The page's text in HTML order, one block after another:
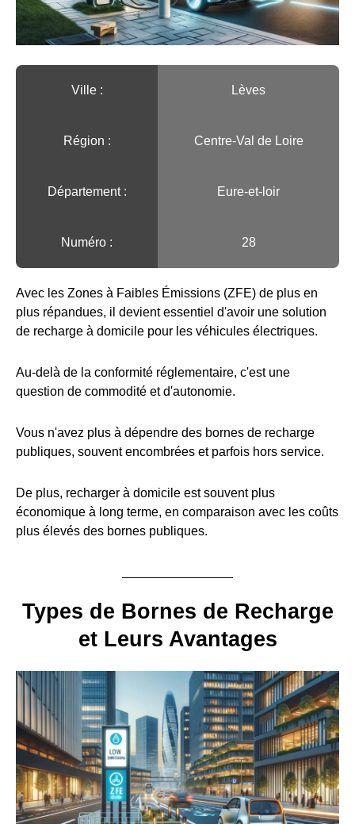
Ville :️ Lèves
Région :️ Centre-Val de Loire
Département : Eure-et-loir
Numéro : 28
Avec les Zones à Faibles Émissions (ZFE) de plus en
plus répandues, il devient essentiel d'avoir une solution
de recharge à domicile pour les véhicules électriques.
Au-delà de la conformité réglementaire, c'est une
question de commodité et d'autonomie.
Vous n'avez plus à dépendre des bornes de recharge
publiques, souvent encombrées et parfois hors service.
De plus, recharger à domicile est souvent plus
économique à long terme, en comparaison avec les coûts
plus élevés des bornes publiques.
Types de Bornes de Recharge
et Leurs Avantages